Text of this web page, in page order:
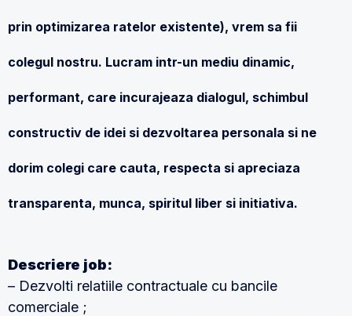
prin optimizarea ratelor existente), vrem sa fii
colegul nostru. Lucram intr-un mediu dinamic,
performant, care incurajeaza dialogul, schimbul
constructiv de idei si dezvoltarea personala si ne
dorim colegi care cauta, respecta si apreciaza
transparenta, munca, spiritul liber si initiativa.
Descriere job:
– Dezvolti relatiile contractuale cu bancile
comerciale ;